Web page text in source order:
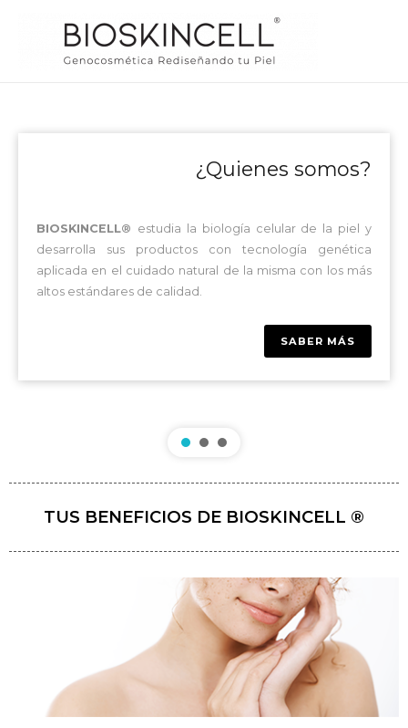
¿Quienes somos?
BIOSKINCELL® estudia la biología celular de la piel y
desarrolla sus productos con tecnología genética
aplicada en el cuidado natural de la misma con los más
altos estándares de calidad.
SABER MÁS
TUS BENEFICIOS DE BIOSKINCELL ®